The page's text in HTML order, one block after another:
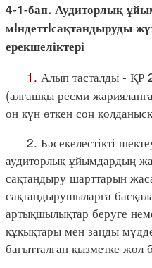
4-1-бап. Аудиторлық
мiндеттiсақтандыруды
ерекшеліктері
1. Алып тасталды -
(алғашқы ресми
он күн өткен соң
2. Бәсекелестікті
аудиторлық ұйымдардың
сақтандыру шарттарын
сақтандырушыларға
артықшылықтар беруге
құқықтары мен заңды
бағытталған қызметке жол